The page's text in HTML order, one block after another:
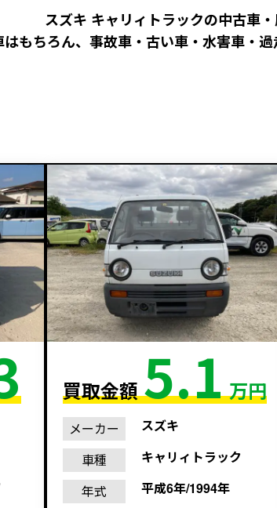
スズキ キャリィトラックの中古車
もちろん、事故車・古い車・水害車・
買取金額5.1 万円
メーカー
スズキ
車種
キャリィトラック
年式
平成6年/1994年